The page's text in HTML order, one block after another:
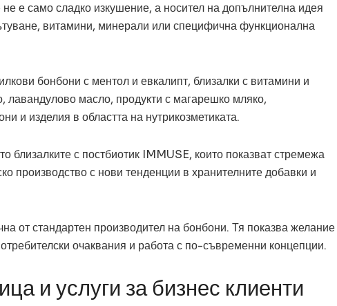
е само сладко изкушение, а носител на допълнителна идея
витамини, минерали или специфична функционална
бонбони с ментол и евкалипт, близалки с витамини и
лавандулово масло, продукти с магарешко мляко,
и изделия в областта на нутрикозметиката.
близалките с постбиотик IMMUSE, които показват стремежа
производство с нови тенденции в хранителните добавки и
от стандартен производител на бонбони. Тя показва желание
очаквания и работа с по-съвременни концепции.
и услуги за бизнес клиенти